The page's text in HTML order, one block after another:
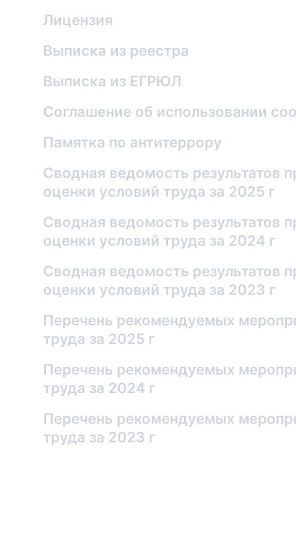
Лицензия
Выписка из реестра
Выписка из ЕГРЮЛ
Соглашение об использовании
Памятка по антитеррору
Сводная ведомость результатов
оценки условий труда за 2025 г
Сводная ведомость результатов
оценки условий труда за 2024 г
Сводная ведомость результатов
оценки условий труда за 2023 г
Перечень рекомендуемых
труда за 2025 г
Перечень рекомендуемых
труда за 2024 г
Перечень рекомендуемых
труда за 2023 г